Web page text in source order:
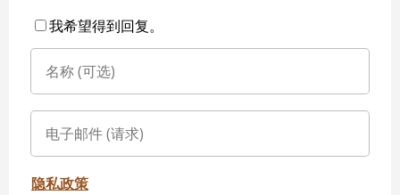
我希望得到回复。
隐私政策